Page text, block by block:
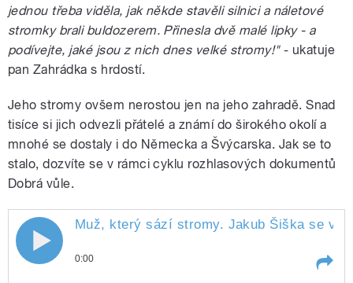
jednou třeba viděla, jak někde stavěli silnici a náletové
stromky brali buldozerem. Přinesla dvě malé lipky - a
podívejte, jaké jsou z nich dnes velké stromy!"- ukatuje
pan Zahrádka s hrdostí.
Jeho stromy ovšem nerostou jen na jeho zahradě. Snad
tisíce si jich odvezli přátelé a známí do širokého okolí a
mnohé se dostaly i do Německa a Švýcarska. Jak se to
stalo, dozvíte se v rámci cyklu rozhlasových dokumentů
Dobrá vůle.
Muž, který sází stromy. Jakub Šiška se
0:00